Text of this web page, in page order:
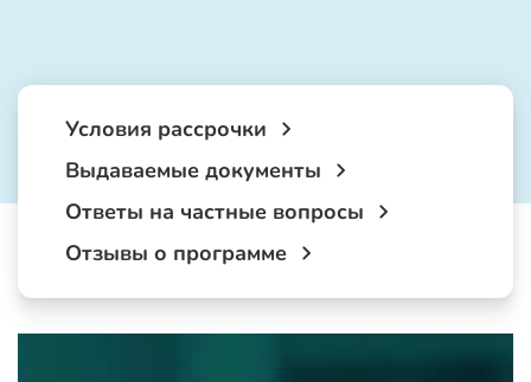
Условия рассрочки
Выдаваемые документы
Ответы на частные вопросы
Отзывы о программе